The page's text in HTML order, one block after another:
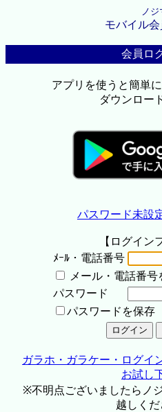
ノジ
モバイル会
会員ロ
アプリを使うと簡単
ダウンロー
パスワード未設
【ログイン
ﾒｰﾙ・電話番号
メール・電話番号
パスワード
パスワードを保存
ガラホ・ガラケー・ログイ
お試し
※不明点ございましたらノ
越しくだ